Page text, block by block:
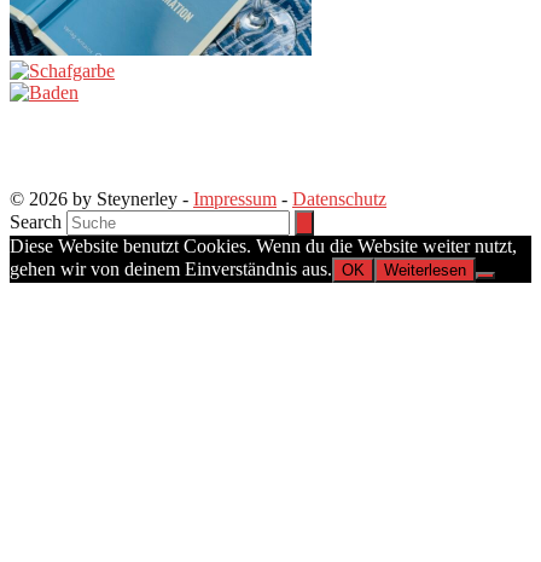
© 2026 by Steynerley - Impressum - Datenschutz
Search
Diese Website benutzt Cookies. Wenn du die Website weiter nutzt,
gehen wir von deinem Einverständnis aus. OK Weiterlesen